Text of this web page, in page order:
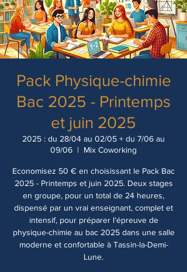
Pack Physique-chimie
Bac 2025 - Printemps
et juin 2025
2025 : du 28/04 au 02/05 + du 7/06 au
09/06
  |
Mix Coworking
Economisez 50 € en choisissant le Pack Bac
2025 - Printemps et juin 2025. Deux stages
en groupe, pour un total de 24 heures,
dispensé par un vrai enseignant, complet et
intensif, pour préparer l'épreuve de
physique-chimie au bac 2025 dans une salle
moderne et confortable à Tassin-la-Demi-
Lune.